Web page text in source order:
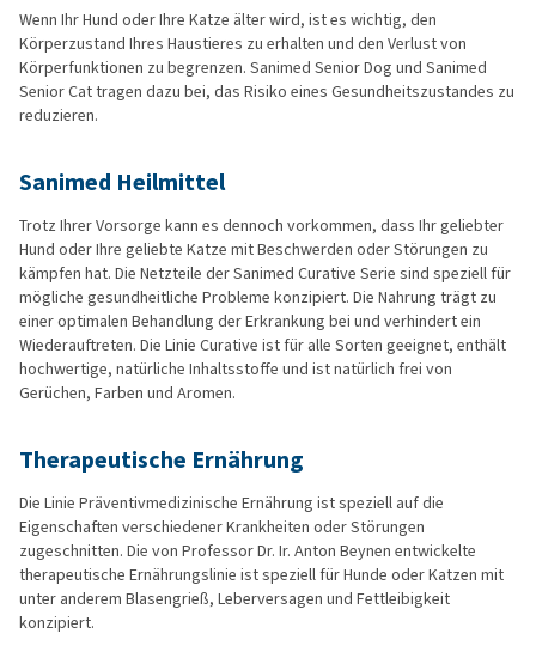
Wenn Ihr Hund oder Ihre Katze älter wird, ist es wichtig, den
Körperzustand Ihres Haustieres zu erhalten und den Verlust von
Körperfunktionen zu begrenzen. Sanimed Senior Dog und Sanimed
Senior Cat tragen dazu bei, das Risiko eines Gesundheitszustandes zu
reduzieren.
Sanimed Heilmittel
Trotz Ihrer Vorsorge kann es dennoch vorkommen, dass Ihr geliebter
Hund oder Ihre geliebte Katze mit Beschwerden oder Störungen zu
kämpfen hat. Die Netzteile der Sanimed Curative Serie sind speziell für
mögliche gesundheitliche Probleme konzipiert. Die Nahrung trägt zu
einer optimalen Behandlung der Erkrankung bei und verhindert ein
Wiederauftreten. Die Linie Curative ist für alle Sorten geeignet, enthält
hochwertige, natürliche Inhaltsstoffe und ist natürlich frei von
Gerüchen, Farben und Aromen.
Therapeutische Ernährung
Die Linie Präventivmedizinische Ernährung ist speziell auf die
Eigenschaften verschiedener Krankheiten oder Störungen
zugeschnitten. Die von Professor Dr. Ir. Anton Beynen entwickelte
therapeutische Ernährungslinie ist speziell für Hunde oder Katzen mit
unter anderem Blasengrieß, Leberversagen und Fettleibigkeit
konzipiert.